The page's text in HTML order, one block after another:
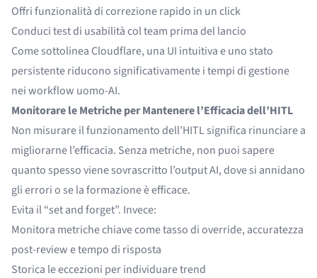
Offri funzionalità di correzione rapido in un click
Conduci test di usabilità col team prima del lancio
Come sottolinea Cloudflare, una UI intuitiva e uno stato
persistente riducono significativamente i tempi di gestione
nei workflow uomo-AI.
Monitorare le Metriche per Mantenere l’Efficacia dell’HITL
Non misurare il funzionamento dell’HITL significa rinunciare a
migliorarne l’efficacia. Senza metriche, non puoi sapere
quanto spesso viene sovrascritto l’output AI, dove si annidano
gli errori o se la formazione è efficace.
Evita il “set and forget”. Invece:
Monitora metriche chiave come tasso di override, accuratezza
post-review e tempo di risposta
Storica le eccezioni per individuare trend